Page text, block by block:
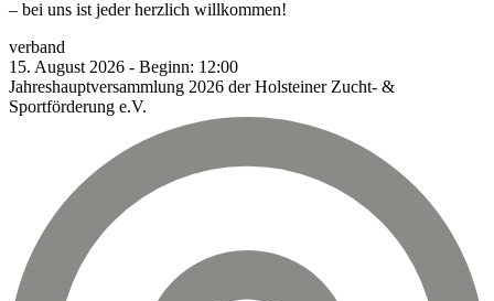
– bei uns ist jeder herzlich willkommen!
verband
15. August 2026 - Beginn: 12:00
Jahreshauptversammlung 2026 der Holsteiner Zucht- &
Sportförderung e.V.